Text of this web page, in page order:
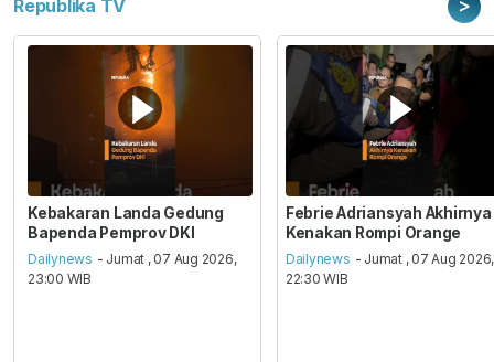
Republika TV
Kebakaran Landa Gedung
Bapenda Pemprov DKI
Dailynews - Jumat , 07 Aug 2026,
23:00 WIB
Febrie Adriansyah Akhirnya
Kenakan Rompi Orange
Dailynews - Jumat , 07 Aug 2026,
22:30 WIB